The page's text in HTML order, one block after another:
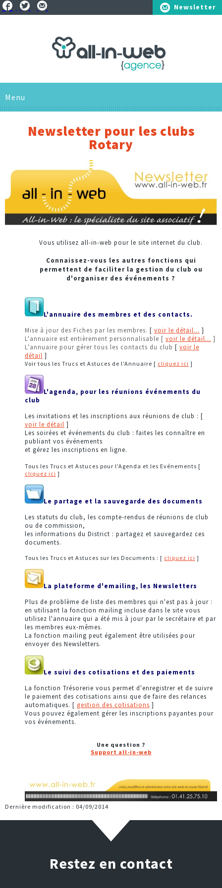
Newsletter
Menu
L'AGENCE
SOLUTIONS
Pour les entreprises
Pour les associations
e-commerce
RÉFÉRENCES
ACTUS
Newsletter pour les clubs
Rotary
Vous utilisez all-in-web pour le site internet du club.
Connaissez-vous les autres fonctions qui
permettent de faciliter la gestion du club ou
d'organiser des événements ?
L'annuaire des membres et des contacts.
Mise à jour des Fiches par les membres. [ voir le détail... ]
L'annuaire est entièrement personnalisable [ voir le détail... ]
L'annuaire pour gérer tous les contacts du club [ voir le
détail ]
Voir tous les Trucs et Astuces de l'Annuaire [ cliquez ici ]
L'agenda, pour les réunions événements du
club
Les invitations et les inscriptions aux réunions de club : [
voir le détail ]
Les soirées et événements du club : faites les connaître en
publiant vos événements
et gérez les inscriptions en ligne.
Tous les Trucs et Astuces pour l'Agenda et les Evénements [
cliquez ici ]
Le partage et la sauvegarde des documents
Les statuts du club, les compte-rendus de réunions de club
ou de commission,
les informations du District : partagez et sauvegardez ces
documents.
Tous les Trucs et Astuces sur les Documents : [ cliquez ici ]
La plateforme d'emailing, les Newsletters
Plus de problème de liste des membres qui n'est pas à jour :
en utilisant la fonction mailing incluse dans le site vous
utilisez l'annuaire qui a été mis à jour par le secrétaire et par
les membres eux-mêmes.
La fonction mailing peut également être utilisées pour
envoyer des Newsletters.
Le suivi des cotisations et des paiements
La fonction Trésorerie vous permet d'enregistrer et de suivre
le paiement des cotisations ainsi que de faire des relances
automatiques. [ gestion des cotisations ]
Vous pouvez également gérer les inscriptions payantes pour
vos événements.
Une question ?
Support all-in-web
Dernière modification : 04/09/2014
Restez en contact